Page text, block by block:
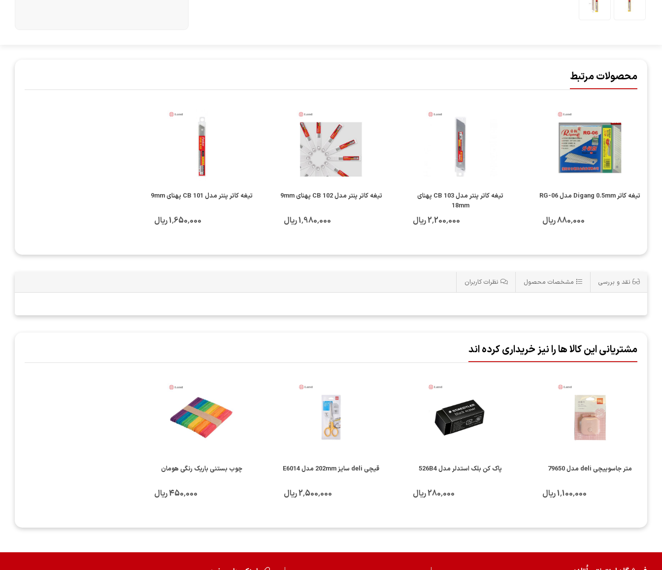
محصولات مرتبط
تیغه کاتر Digang 0.5mm مدل RG-06
880٬000 ریال
تیغه کاتر پنتر مدل CB 103 پهنای
18mm
2٬200٬000 ریال
تیغه کاتر پنتر مدل CB 102 پهنای 9mm
1٬980٬000 ریال
تیغه کاتر پنتر مدل CB 101 پهنای 9mm
1٬650٬000 ریال
نقد و بررسی مشخصات محصول نظرات کاربران
مشتریانی این کالا ها را نیز خریداری کرده اند
متر جاسوییچی deli مدل 79650
1٬100٬000 ریال
پاک کن بلک استدلر مدل 526B4
280٬000 ریال
قیچی deli سایز 202mm مدل E6014
2٬500٬000 ریال
چوب بستنی باریک رنگی هومان
450٬000 ریال